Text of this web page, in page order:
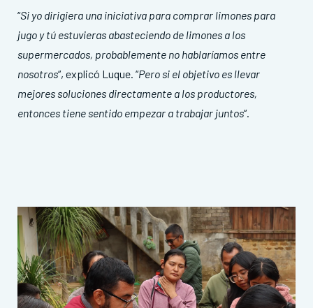
“Si yo dirigiera una iniciativa para comprar limones para
jugo y tú estuvieras abasteciendo de limones a los
supermercados, probablemente no hablaríamos entre
nosotros“, explicó Luque. “Pero si el objetivo es llevar
mejores soluciones directamente a los productores,
entonces tiene sentido empezar a trabajar juntos“.